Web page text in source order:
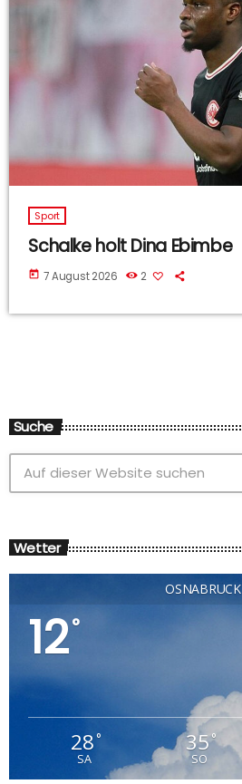
Sport
Schalke holt Dina Ebimbe
today 7 August 2026 2
Suche
Wetter
OSNABRÜCK
12°
28°
SA
35°
SO